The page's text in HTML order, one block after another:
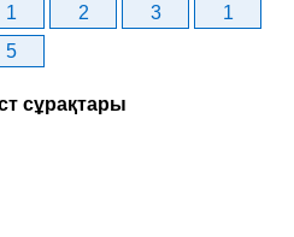
1 2 3
1
5
сұрақтары